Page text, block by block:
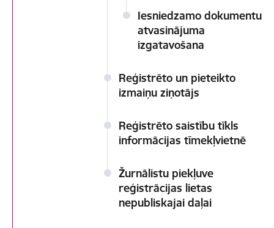
Iesniedzamo dokumentu
atvasinājuma
izgatavošana
Reģistrēto un pieteikto
izmaiņu ziņotājs
Reģistrēto saistību tīkls
informācijas tīmekļvietnē
Žurnālistu piekļuve
reģistrācijas lietas
nepubliskajai daļai